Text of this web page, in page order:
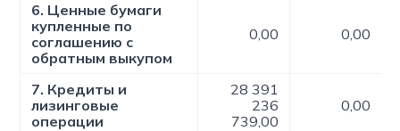
6. Ценные бумаги
купленные по
соглашению c
обратным выкупом
0,00 0,00
7. Кредиты и
лизинговые
операции
28 391
236
739,00
0,00